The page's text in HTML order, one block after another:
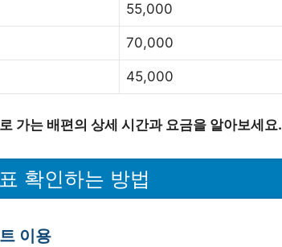
55,000
70,000
45,000
가는 배편의 상세 시간과 요금을 알아보세요.
확인하는 방법
이용